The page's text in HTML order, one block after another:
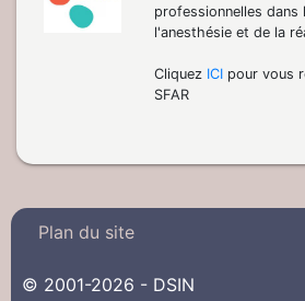
professionnelles dans
l'anesthésie et de la
Cliquez ICIpour vous
SFAR
Plan du site
© 2001-2026 - DSIN